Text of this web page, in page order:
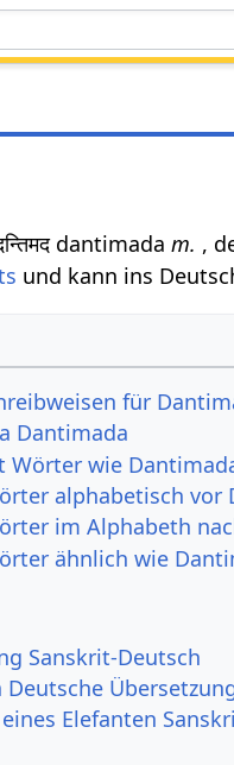
dantimadam. ,
und kann ins
für
Dantimada
Wörter wie
alphabetisch vor
im Alphabeth
ähnlich wie
Sanskrit-Deutsch
Elefanten